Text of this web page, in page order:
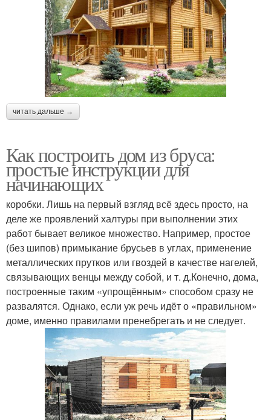
читать дальше →
Как построить дом из бруса:
простые инструкции для
начинающих
коробки. Лишь на первый взгляд всё здесь просто, на
деле же проявлений халтуры при выполнении этих
работ бывает великое множество. Например, простое
(без шипов) примыкание брусьев в углах, применение
металлических прутков или гвоздей в качестве нагелей,
связывающих венцы между собой, и т. д.Конечно, дома,
построенные таким «упрощённым» способом сразу не
развалятся. Однако, если уж речь идёт о «правильном»
доме, именно правилами пренебрегать и не следует.